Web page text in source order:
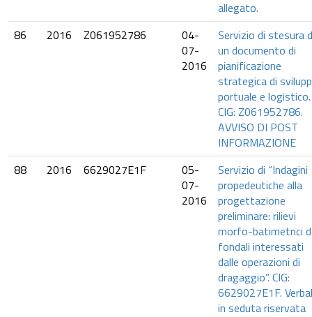
allegato.
86
2016 Z061952786
04-
07-
2016
Servizio di stesura
un documento di
pianificazione
strategica di
portuale e logistico.
CIG: Z061952786.
AVVISO DI POST
INFORMAZIONE
88
2016 6629027E1F
05-
07-
2016
Servizio di “Indagini
propedeutiche alla
progettazione
preliminare: rilievi
morfo-batimetrici
fondali interessati
dalle operazioni di
dragaggio”. CIG:
6629027E1F.
in seduta riservata